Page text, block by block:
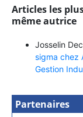
Articles les
même autrice
Josselin
sigma chez
Gestion
Partenaires